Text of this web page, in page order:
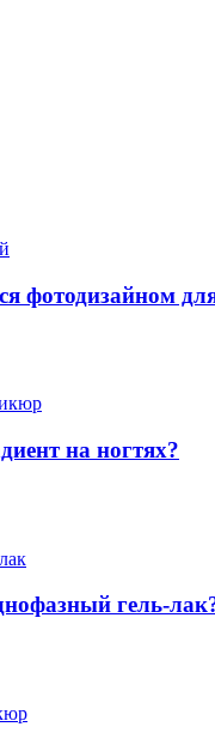
фотодизайном
на ногтях?
гель-